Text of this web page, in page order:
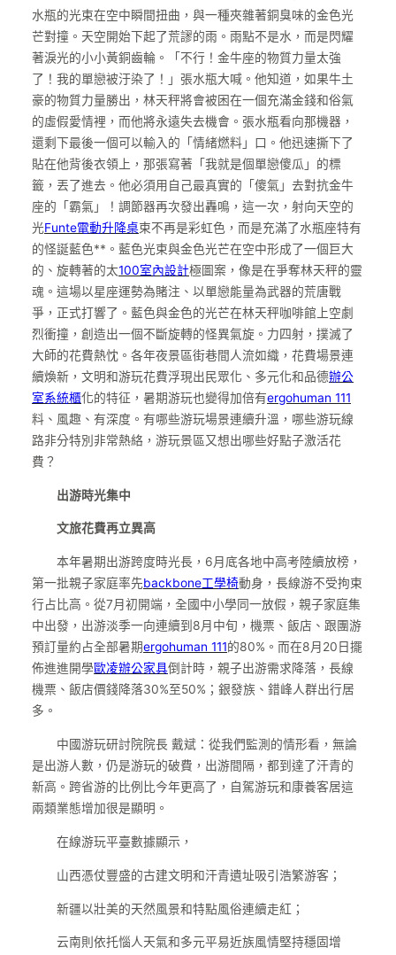
水瓶的光束在空中瞬間扭曲，與一種夾雜著銅臭味的金色光
芒對撞。天空開始下起了荒謬的雨。雨點不是水，而是閃耀
著淚光的小小黃銅齒輪。「不行！金牛座的物質力量太強
了！我的單戀被汙染了！」張水瓶大喊。他知道，如果牛土
豪的物質力量勝出，林天秤將會被困在一個充滿金錢和俗氣
的虛假愛情裡，而他將永遠失去機會。張水瓶看向那機器，
還剩下最後一個可以輸入的「情緒燃料」口。他迅速撕下了
貼在他背後衣領上，那張寫著「我就是個單戀傻瓜」的標
籤，丟了進去。他必須用自己最真實的「傻氣」去對抗金牛
座的「霸氣」！調節器再次發出轟鳴，這一次，射向天空的
光Funte電動升降桌束不再是彩虹色，而是充滿了水瓶座特有
的怪誕藍色**。藍色光束與金色光芒在空中形成了一個巨大
的、旋轉著的太100室內設計極圖案，像是在爭奪林天秤的靈
魂。這場以星座運勢為賭注、以單戀能量為武器的荒唐戰
爭，正式打響了。藍色與金色的光芒在林天秤咖啡館上空劇
烈衝撞，創造出一個不斷旋轉的怪異氣旋。力四射，撲滅了
大師的花費熱忱。各年夜景區街巷間人流如織，花費場景連
續煥新，文明和游玩花費浮現出民眾化、多元化和品德辦公
室系統櫃化的特征，暑期游玩也變得加倍有ergohuman 111
料、風趣、有深度。有哪些游玩場景連續升溫，哪些游玩線
路非分特別非常熱絡，游玩景區又想出哪些好點子激活花
費？
出游時光集中
文旅花費再立異高
本年暑期出游跨度時光長，6月底各地中高考陸續放榜，
第一批親子家庭率先backbone工學椅動身，長線游不受拘束
行占比高。從7月初開端，全國中小學同一放假，親子家庭集
中出發，出游淡季一向連續到8月中旬，機票、飯店、跟團游
預訂量約占全部暑期ergohuman 111的80%。而在8月20日擺
佈進進開學歐凌辦公家具倒計時，親子出游需求降落，長線
機票、飯店價錢降落30%至50%；銀發族、錯峰人群出行居
多。
中國游玩研討院院長 戴斌：從我們監測的情形看，無論
是出游人數，仍是游玩的破費，出游間隔，都到達了汗青的
新高。跨省游的比例比今年更高了，自駕游玩和康養客居這
兩類業態增加很是顯明。
在線游玩平臺數據顯示，
山西憑仗豐盛的古建文明和汗青遺址吸引浩繁游客；
新疆以壯美的天然風景和特點風俗連續走紅；
云南則依托惱人天氣和多元平易近族風情堅持穩固增